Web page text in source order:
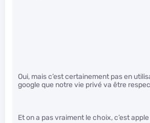
Oui, mais c’est certainement pas en
google que notre vie privé va être
Et on a pas vraiment le choix, c’est